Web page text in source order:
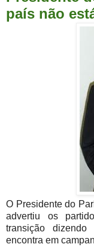
país não
O Presidente do
advertiu os
transição
encontra em